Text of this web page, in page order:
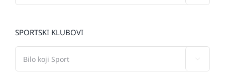
SPORTSKI KLUBOVI